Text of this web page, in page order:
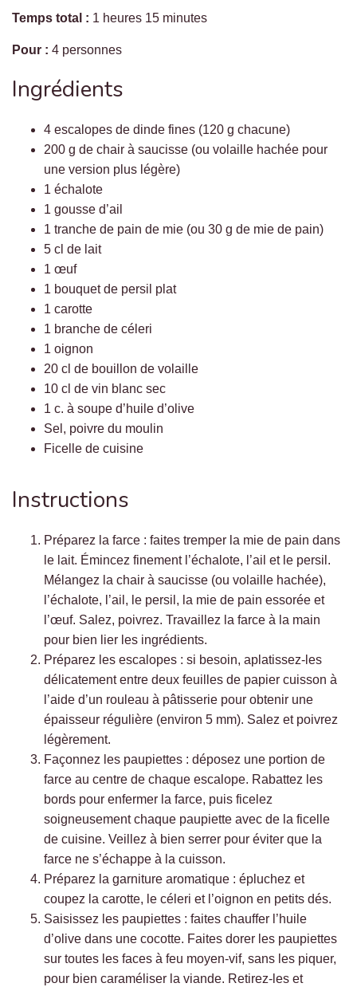
Temps total : 1 heures 15 minutes
Pour : 4 personnes
Ingrédients
4 escalopes de dinde fines (120 g chacune)
200 g de chair à saucisse (ou volaille hachée pour
une version plus légère)
1 échalote
1 gousse d’ail
1 tranche de pain de mie (ou 30 g de mie de pain)
5 cl de lait
1 œuf
1 bouquet de persil plat
1 carotte
1 branche de céleri
1 oignon
20 cl de bouillon de volaille
10 cl de vin blanc sec
1 c. à soupe d’huile d’olive
Sel, poivre du moulin
Ficelle de cuisine
Instructions
Préparez la farce : faites tremper la mie de pain dans
le lait. Émincez finement l’échalote, l’ail et le persil.
Mélangez la chair à saucisse (ou volaille hachée),
l’échalote, l’ail, le persil, la mie de pain essorée et
l’œuf. Salez, poivrez. Travaillez la farce à la main
pour bien lier les ingrédients.
Préparez les escalopes : si besoin, aplatissez-les
délicatement entre deux feuilles de papier cuisson à
l’aide d’un rouleau à pâtisserie pour obtenir une
épaisseur régulière (environ 5 mm). Salez et poivrez
légèrement.
Façonnez les paupiettes : déposez une portion de
farce au centre de chaque escalope. Rabattez les
bords pour enfermer la farce, puis ficelez
soigneusement chaque paupiette avec de la ficelle
de cuisine. Veillez à bien serrer pour éviter que la
farce ne s’échappe à la cuisson.
Préparez la garniture aromatique : épluchez et
coupez la carotte, le céleri et l’oignon en petits dés.
Saisissez les paupiettes : faites chauffer l’huile
d’olive dans une cocotte. Faites dorer les paupiettes
sur toutes les faces à feu moyen-vif, sans les piquer,
pour bien caraméliser la viande. Retirez-les et